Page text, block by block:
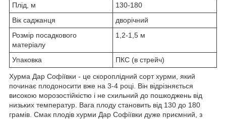
Плід, м
130-180
Вік саджанця
дворічний
Розмір посадкового
матеріалу
1,2-1,5 м
Упаковка ПКС (в стрейч)
Хурма Дар Софіївки - це скороплідний сорт хурми, який
починає плодоносити вже на 3-4 році. Він відрізняється
високою морозостійкістю і не схильний до пошкоджень від
низьких температур. Вага плоду становить від 130 до 180
грамів. Смак плодів хурми Дар Софіївки дуже приємний, з